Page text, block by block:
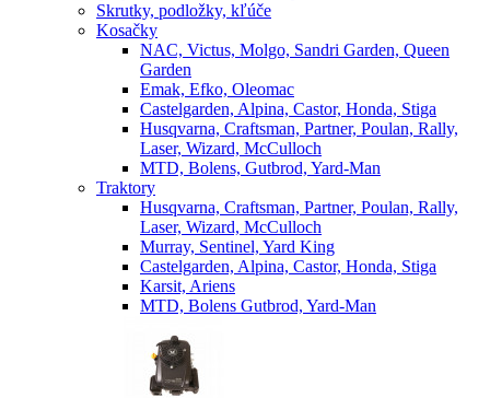
Skrutky, podložky, kľúče
Kosačky
NAC, Victus, Molgo, Sandri Garden, Queen
Garden
Emak, Efko, Oleomac
Castelgarden, Alpina, Castor, Honda, Stiga
Husqvarna, Craftsman, Partner, Poulan, Rally,
Laser, Wizard, McCulloch
MTD, Bolens, Gutbrod, Yard-Man
Traktory
Husqvarna, Craftsman, Partner, Poulan, Rally,
Laser, Wizard, McCulloch
Murray, Sentinel, Yard King
Castelgarden, Alpina, Castor, Honda, Stiga
Karsit, Ariens
MTD, Bolens Gutbrod, Yard-Man